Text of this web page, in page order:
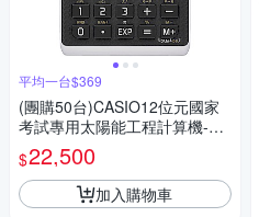
平均一台$369
(團購50台)CASIO12位元國家
考試專用太陽能工程計算機-FX
-82SOLARII
$22,500
加入購物車